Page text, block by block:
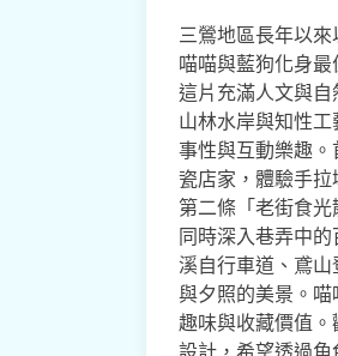
三鶯地區長年以
喵喵與藍狗化身
這片充滿人文與
山林水岸與知性
事性與互動樂趣
瓷店家，體驗手
第二條「老街食
同時深入巷弄中
溪自行車道、鳶
與夕照的美景。
趣味與收藏價值